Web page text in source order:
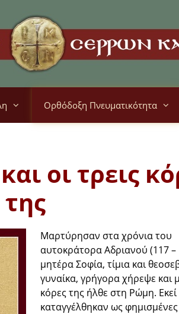
Ορθόδοξη Πνευματικότητα
οι τρεις
της
Μαρτύρησαν στα χρόνια του
αυτοκράτορα Αδριανού (117 –
μητέρα Σοφία, τίμια και
γυναίκα, γρήγορα χήρεψε και
κόρες της ήλθε στη Ρώμη. Εκεί
καταγγέλθηκαν ως φημισμένες